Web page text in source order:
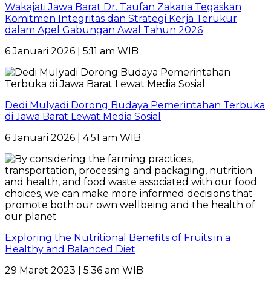
Wakajati Jawa Barat Dr. Taufan Zakaria Tegaskan
Komitmen Integritas dan Strategi Kerja Terukur
dalam Apel Gabungan Awal Tahun 2026
6 Januari 2026 | 5:11 am WIB
Dedi Mulyadi Dorong Budaya Pemerintahan Terbuka
di Jawa Barat Lewat Media Sosial
6 Januari 2026 | 4:51 am WIB
Exploring the Nutritional Benefits of Fruits in a
Healthy and Balanced Diet
29 Maret 2023 | 5:36 am WIB